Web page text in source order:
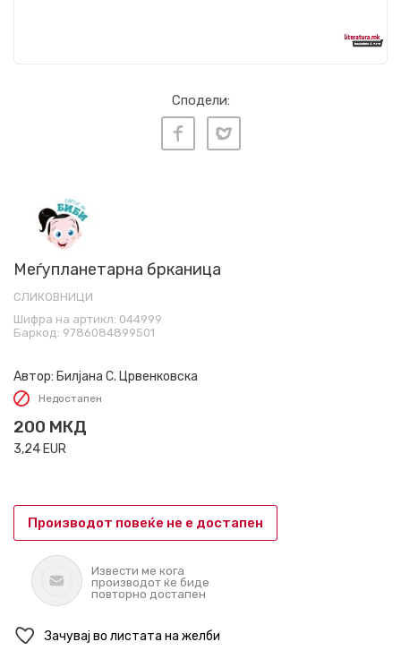
Сподели:
Меѓупланетарна брканица
СЛИКОВНИЦИ
Шифра на артикл: 044999
Баркод: 9786084899501
Автор: Билјана С. Црвенковска
Недостапен
200 МКД
3,24EUR
Производот повеќе не е достапен
Извести ме кога
производот ќе биде
повторно достапен
Зачувај во листата на желби